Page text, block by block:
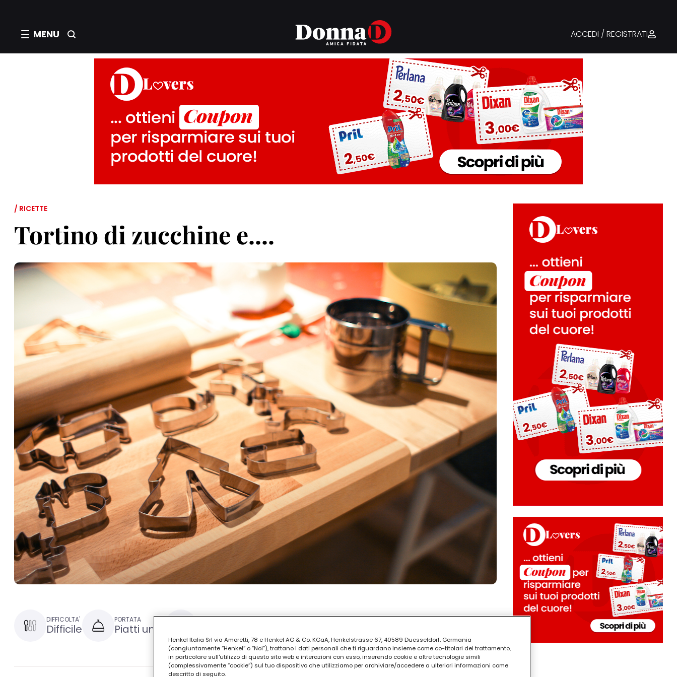
MENU ACCEDI / REGISTRATI
/ RICETTE
Tortino di zucchine e....
DIFFICOLTA'
Difficile
PORTATA
Piatti unici
TEMPO DI PREPARAZIONE
Henkel Italia Srl via Amoretti, 78 e Henkel AG & Co. KGaA, Henkelstrasse 67, 40589 Duesseldorf, Germania
(congiuntamente “Henkel” o “Noi”), trattano i dati personali che ti riguardano insieme come co-titolari del trattamento,
in particolare sull'utilizzo di questo sito web e interazioni con esso, inserendo cookie e altre tecnologie simili
(complessivamente “cookie”) sul tuo dispositivo che utilizziamo per archiviare/accedere a ulteriori informazioni come
descritto di seguito.